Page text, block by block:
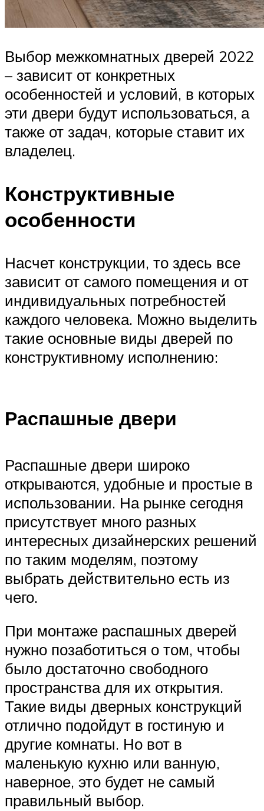
Выбор межкомнатных дверей 2022
– зависит от конкретных
особенностей и условий, в которых
эти двери будут использоваться, а
также от задач, которые ставит их
владелец.
Конструктивные
особенности
Насчет конструкции, то здесь все
зависит от самого помещения и от
индивидуальных потребностей
каждого человека. Можно выделить
такие основные виды дверей по
конструктивному исполнению:
Распашные двери
Распашные двери широко
открываются, удобные и простые в
использовании. На рынке сегодня
присутствует много разных
интересных дизайнерских решений
по таким моделям, поэтому
выбрать действительно есть из
чего.
При монтаже распашных дверей
нужно позаботиться о том, чтобы
было достаточно свободного
пространства для их открытия.
Такие виды дверных конструкций
отлично подойдут в гостиную и
другие комнаты. Но вот в
маленькую кухню или ванную,
наверное, это будет не самый
правильный выбор.